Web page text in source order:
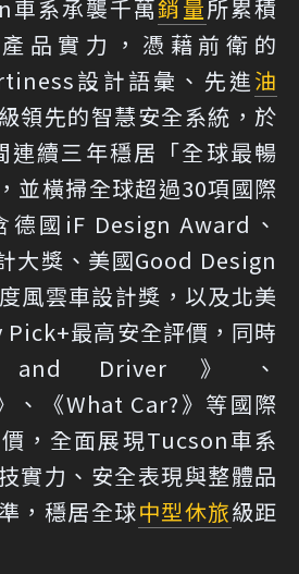
車系承襲千萬銷量所累積
品實力，憑藉前衛的
設計語彙、先進油
領先的智慧安全系統，於
連續三年穩居「全球最暢
並橫掃全球超過30項國際
德國iF Design Award、
大獎、美國Good Design
風雲車設計獎，以及北美
最高安全評價，同時
Driver》、
、《What Car?》等國際
，全面展現Tucson車系
實力、安全表現與整體品
，穩居全球中型休旅級距